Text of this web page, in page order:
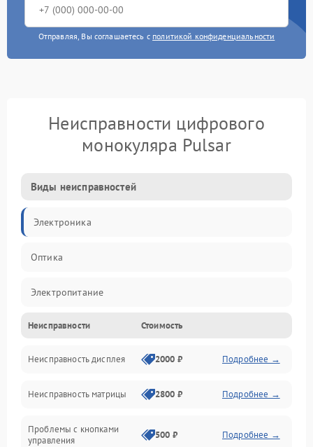
Отправляя, Вы соглашаетесь с политикой конфиденциальности
Неисправности цифрового
монокуляра Pulsar
Виды неисправностей
Электроника
Оптика
Электропитание
Видео
ПО
Управление
Механические повреждения
Неисправности Стоимость
Неисправность дисплея 2000 ₽ Подробнее →
Неисправность матрицы 2800 ₽ Подробнее →
Проблемы с кнопками
управления
500 ₽ Подробнее →